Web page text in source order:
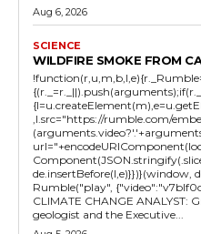
Aug 6, 2026
SCIENCE
WILDFIRE SMOKE FROM
,l.src="https://rumble.com/
de.insertBefore(l,e)}})}(window,
Rumble("play",
CLIMATE CHANGE ANALYST:
geologist and the Executive...